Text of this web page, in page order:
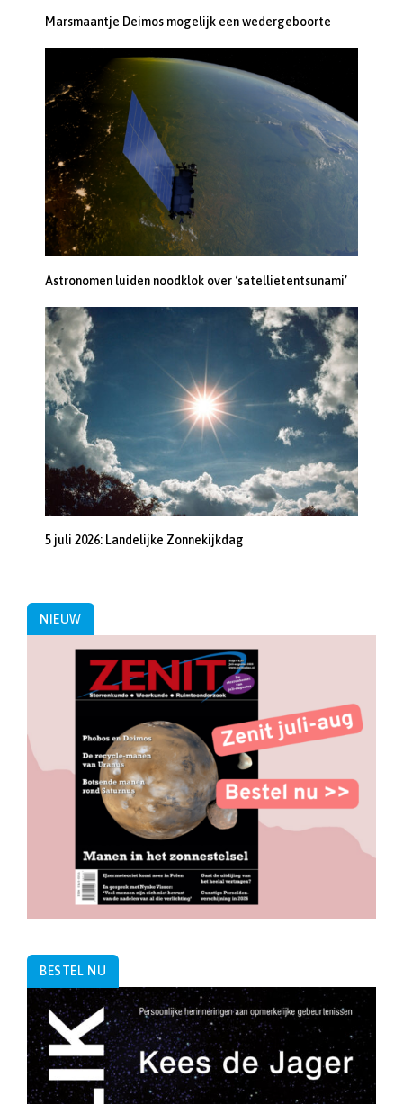
Marsmaantje Deimos mogelijk een wedergeboorte
Astronomen luiden noodklok over ‘satellietentsunami’
5 juli 2026: Landelijke Zonnekijkdag
NIEUW
BESTEL NU